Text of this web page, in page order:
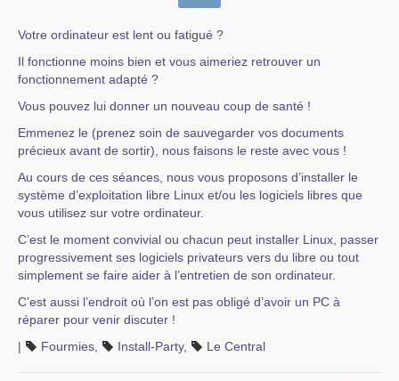
Votre ordinateur est lent ou fatigué ?
Il fonctionne moins bien et vous aimeriez retrouver un
fonctionnement adapté ?
Vous pouvez lui donner un nouveau coup de santé !
Emmenez le (prenez soin de sauvegarder vos documents
précieux avant de sortir), nous faisons le reste avec vous !
Au cours de ces séances, nous vous proposons d’installer le
système d’exploitation libre Linux et/ou les logiciels libres que
vous utilisez sur votre ordinateur.
C’est le moment convivial ou chacun peut installer Linux, passer
progressivement ses logiciels privateurs vers du libre ou tout
simplement se faire aider à l’entretien de son ordinateur.
C’est aussi l’endroit où l’on est pas obligé d’avoir un PC à
réparer pour venir discuter !
|
Fourmies Install-Party, Le Central